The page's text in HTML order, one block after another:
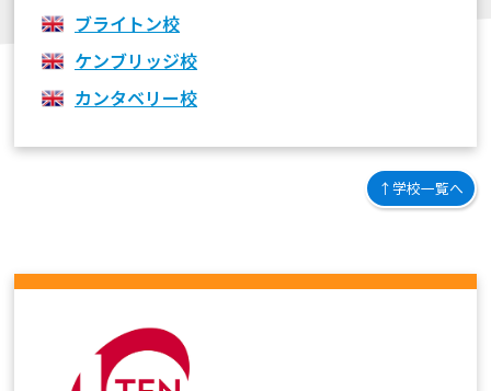
ブライトン校
ケンブリッジ校
カンタベリー校
↑学校一覧へ